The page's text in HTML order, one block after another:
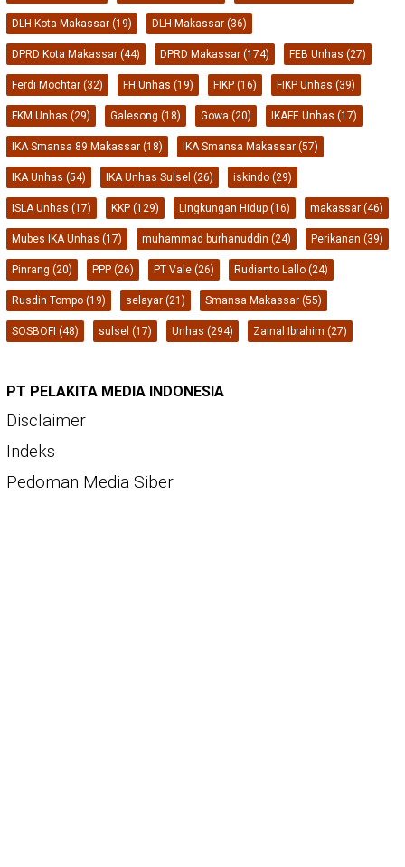
DLH Kota Makassar (19) DLH Makassar (36)
DPRD Kota Makassar (44) DPRD Makassar (174) FEB Unhas (27)
Ferdi Mochtar (32) FH Unhas (19) FIKP (16) FIKP Unhas (39)
FKM Unhas (29) Galesong (18) Gowa (20) IKAFE Unhas (17)
IKA Smansa 89 Makassar (18) IKA Smansa Makassar (57)
IKA Unhas (54) IKA Unhas Sulsel (26) iskindo (29)
ISLA Unhas (17) KKP (129) Lingkungan Hidup (16) makassar (46)
Mubes IKA Unhas (17) muhammad burhanuddin (24) Perikanan (39)
Pinrang (20) PPP (26) PT Vale (26) Rudianto Lallo (24)
Rusdin Tompo (19) selayar (21) Smansa Makassar (55)
SOSBOFI (48) sulsel (17) Unhas (294) Zainal Ibrahim (27)
PT PELAKITA MEDIA INDONESIA
Disclaimer
Indeks
Pedoman Media Siber